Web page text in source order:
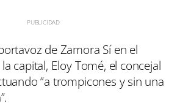
de Zamora Sí en el
capital, Eloy Tomé, el concejal
“a trompicones y sin una